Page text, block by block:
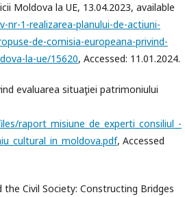
Moldova la UE, 13.04.2023, available
1-realizarea-planului-de-actiuni-
de-comisia-europeana-privind-
la-ue/15620, Accessed: 11.01.2024.
evaluarea situaţiei patrimoniului
raport_misiune_de_experti_consiliul_-
, Accessed
the Civil Society: Constructing Bridges